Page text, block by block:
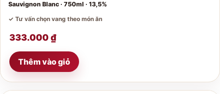
Sauvignon Blanc · 750ml · 13,5%
✓ Tư vấn chọn vang theo món ăn
333.000₫
Thêm vào giỏ